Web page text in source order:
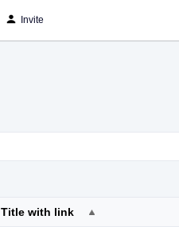
Invite
Title with link